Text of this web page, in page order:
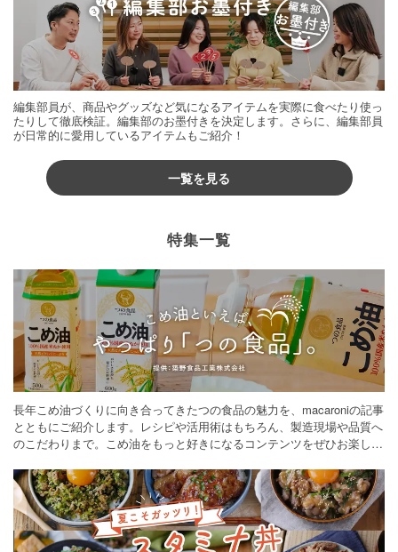
編集部員が、商品やグッズなど気になるアイテムを実際に食べたり使っ
たりして徹底検証。編集部のお墨付きを決定します。さらに、編集部員
が日常的に愛用しているアイテムもご紹介！
一覧を見る
特集一覧
長年こめ油づくりに向き合ってきたつの食品の魅力を、macaroniの記事
とともにご紹介します。レシピや活用術はもちろん、製造現場や品質へ
のこだわりまで。こめ油をもっと好きになるコンテンツをぜひお楽しみ